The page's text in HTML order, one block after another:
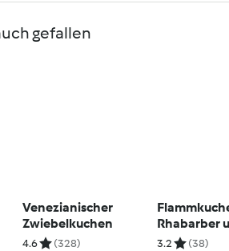
gefallen
Venezianischer
Zwiebelkuchen
4.6 (328)
Rhabarber
Gorgonzola
3.2 (38)